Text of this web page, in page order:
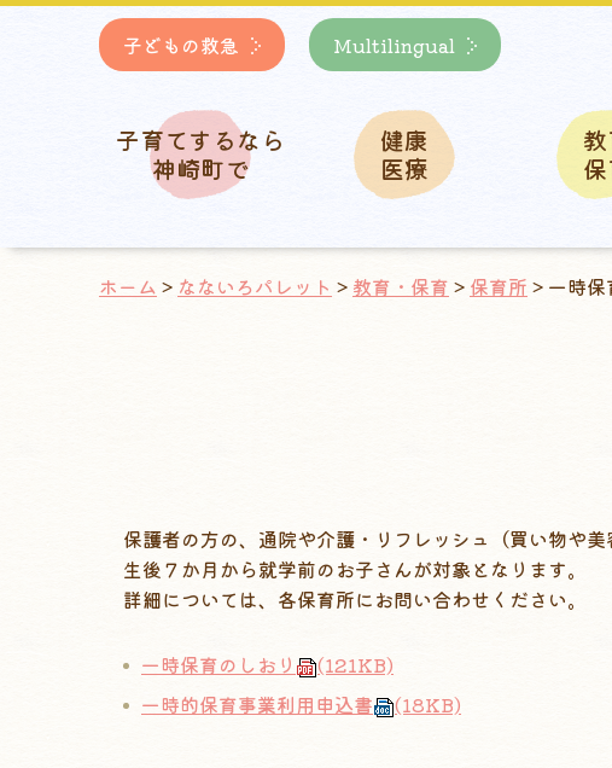
子育てするなら
神崎町で
健康
医療
子どもの救急 Multilingual
ホーム > なないろパレット > 教育・保育 > 保育所 > 一時保
保護者の方の、通院や介護・リフレッシュ（買い物や美
生後７か月から就学前のお子さんが対象となります。
詳細については、各保育所にお問い合わせください。
一時保育のしおり
(121KB)
一時的保育事業利用申込書
(18KB)